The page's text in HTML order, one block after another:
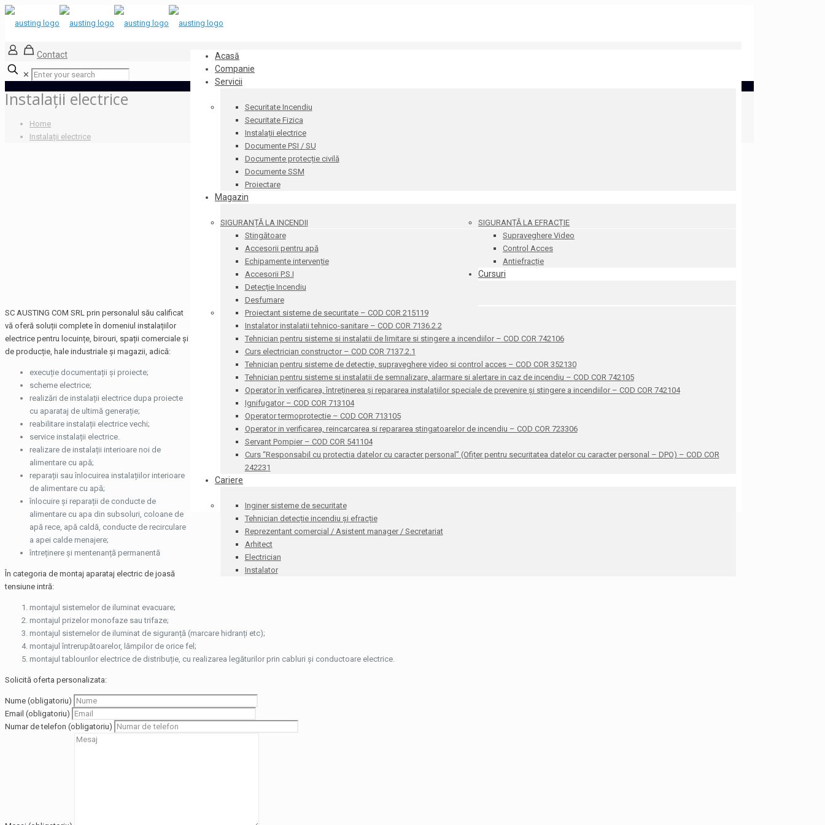
Acasă
Companie
Servicii
Securitate Incendiu
Securitate Fizica
Instalații electrice
Documente PSI / SU
Documente protecție civilă
Documente SSM
Proiectare
Magazin
SIGURANȚĂ LA INCENDII
Stingătoare
Accesorii pentru apă
Echipamente intervenție
Accesorii P.S.I
Detecție Incendiu
Desfumare
SIGURANȚĂ LA EFRACȚIE
Supraveghere Video
Control Acces
Antiefracție
Cursuri
Proiectant sisteme de securitate – COD COR 215119
Instalator instalatii tehnico-sanitare – COD COR 7136.2.2
Tehnician pentru sisteme si instalatii de limitare si stingere a incendiilor – COD COR 742106
Curs electrician constructor – COD COR 7137.2.1
Tehnician pentru sisteme de detectie, supraveghere video si control acces – COD COR 352130
Tehnician pentru sisteme si instalatii de semnalizare, alarmare si alertare in caz de incendiu – COD COR 742105
Operator în verificarea, întreţinerea şi repararea instalaţiilor speciale de prevenire şi stingere a incendiilor – COD COR 742104
Ignifugator – COD COR 713104
Operator termoprotectie – COD COR 713105
Operator in verificarea, reincarcarea si repararea stingatoarelor de incendiu – COD COR 723306
Servant Pompier – COD COR 541104
Curs “Responsabil cu protectia datelor cu caracter personal” (Ofițer pentru securitatea datelor cu caracter personal – DPO) – COD COR
242231
Cariere
Inginer sisteme de securitate
Tehnician detecție incendiu și efracție
Reprezentant comercial / Asistent manager / Secretariat
Arhitect
Electrician
Instalator
Contact
✕
Instalații electrice
Home
Instalații electrice
SC AUSTING COM SRL prin personalul său calificat
vă oferă soluții complete în domeniul instalațiilor
electrice pentru locuințe, birouri, spații comerciale și
de producție, hale industriale și magazii, adică:
execuție documentații și proiecte;
scheme electrice;
realizări de instalații electrice dupa proiecte
cu aparataj de ultimă generație;
reabilitare instalații electrice vechi;
service instalații electrice.
realizare de instalații interioare noi de
alimentare cu apă;
reparații sau înlocuirea instalațiilor interioare
de alimentare cu apă;
înlocuire și reparații de conducte de
alimentare cu apa din subsoluri, coloane de
apă rece, apă caldă, conducte de recirculare
a apei calde menajere;
întreținere și mentenanță permanentă
În categoria de montaj aparataj electric de joasă
tensiune intră:
montajul sistemelor de iluminat evacuare;
montajul prizelor monofaze sau trifaze;
montajul sistemelor de iluminat de siguranță (marcare hidranți etc);
montajul întrerupătoarelor, lămpilor de orice fel;
montajul tablourilor electrice de distribuție, cu realizarea legăturilor prin cabluri și conductoare electrice.
Solicită oferta personalizata:
Nume (obligatoriu)
Email (obligatoriu)
Numar de telefon (obligatoriu)